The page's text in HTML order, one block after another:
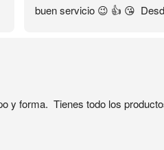
buen servicio 😉 👍 😘
seguro 🔐
y forma.  Tienes todo los